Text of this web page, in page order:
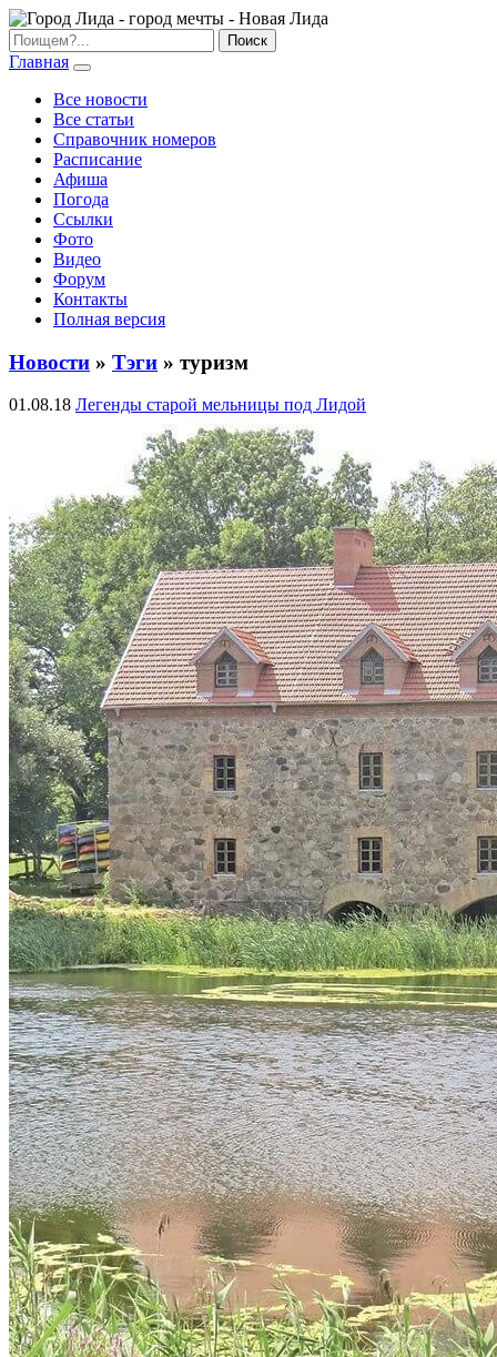
Главная
Все новости
Все статьи
Справочник номеров
Расписание
Афиша
Погода
Ссылки
Фото
Видео
Форум
Контакты
Полная версия
Новости » Тэги » туризм
01.08.18 Легенды старой мельницы под Лидой